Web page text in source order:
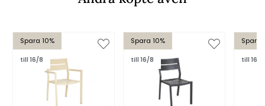
Spara 10%
till 16/8
Spara 10%
till 16/8
Spara
till 16/8